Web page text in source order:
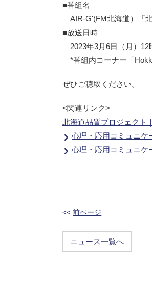
■番組名
AIR-G'(FM北海道）『
■放送日時
2023年3月6日（月）12
*番組内コーナー「
ぜひご聴取ください。
<関連リンク>
北海道品質プロジェクト
心理・応用コミュニケ
心理・応用コミュニケ
<< 前ページ
ニュース一覧へ